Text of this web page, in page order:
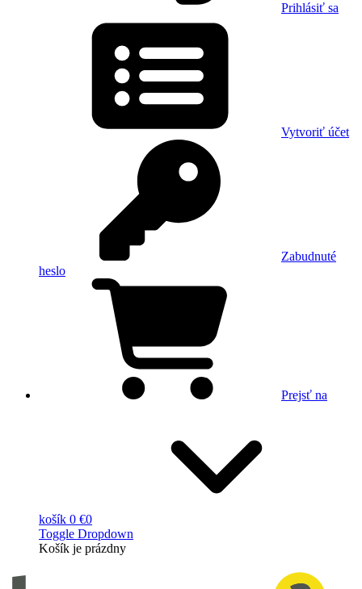
Prihlásiť sa
Vytvoriť účet
Zabudnuté
heslo
Prejsť na
košík 0 €0
Toggle Dropdown
Košík je prázdny